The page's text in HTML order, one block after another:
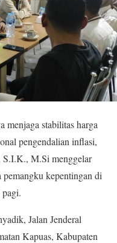
menjaga stabilitas harga
pengendalian inflasi,
M.Si menggelar
kepentingan di
Jalan Jenderal
Kapuas, Kabupaten